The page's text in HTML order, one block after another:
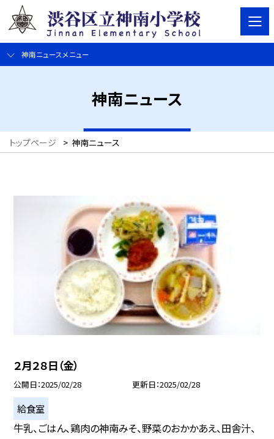
神南ニュースメニュー
神南ニュース
トップページ > 神南ニュース
２月２８日（金）
公開日 2025/02/28 更新日 2025/02/28
給食室
牛乳、ごはん、鶏肉の神南みそ、野菜のおかかあえ、田舎汁、